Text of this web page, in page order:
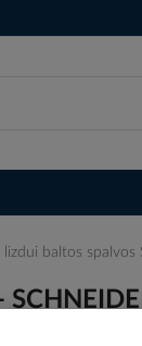
baltos spalvos